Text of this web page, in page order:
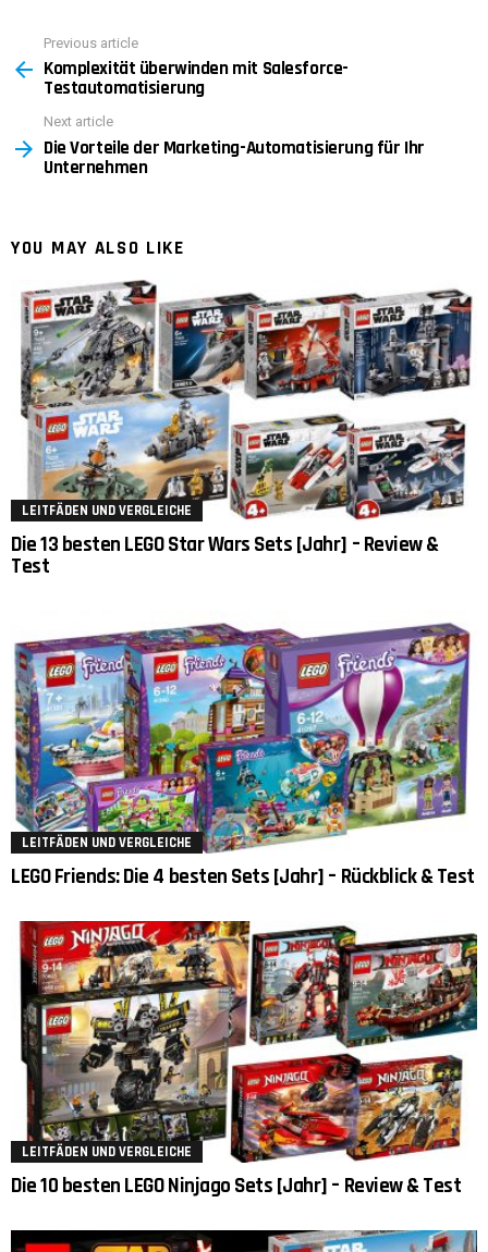
more
Previous article
Komplexität überwinden mit Salesforce-
Testautomatisierung
Next article
Die Vorteile der Marketing-Automatisierung für Ihr
Unternehmen
YOU MAY ALSO LIKE
LEITFÄDEN UND VERGLEICHE
Die 13 besten LEGO Star Wars Sets [Jahr] – Review &
Test
LEITFÄDEN UND VERGLEICHE
LEGO Friends: Die 4 besten Sets [Jahr] – Rückblick & Test
LEITFÄDEN UND VERGLEICHE
Die 10 besten LEGO Ninjago Sets [Jahr] – Review & Test